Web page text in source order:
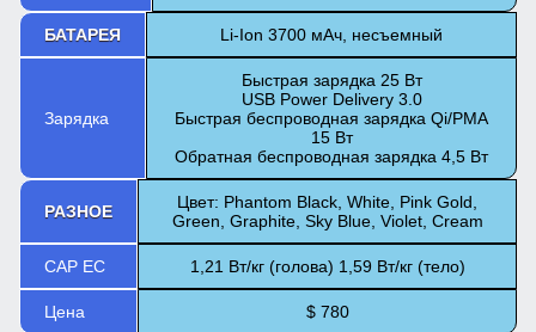
БАТАРЕЯ Li-Ion 3700 мАч, несъемный
Зарядка
Быстрая зарядка 25 Вт
USB Power Delivery 3.0
Быстрая беспроводная зарядка Qi/PMA
15 Вт
Обратная беспроводная зарядка 4,5 Вт
РАЗНОЕ
Цвет: Phantom Black, White, Pink Gold,
Green, Graphite, Sky Blue, Violet, Cream
САР ЕС 1,21 Вт/кг (голова) 1,59 Вт/кг (тело)
Цена $ 780